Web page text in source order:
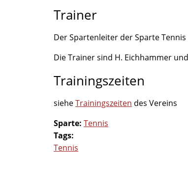
Trainer
Der Spartenleiter der Sparte
Die Trainer sind H. Eichhammer
Trainingszeiten
sieheTrainingszeiten des Vereins
Sparte: Tennis
Tags:
Tennis